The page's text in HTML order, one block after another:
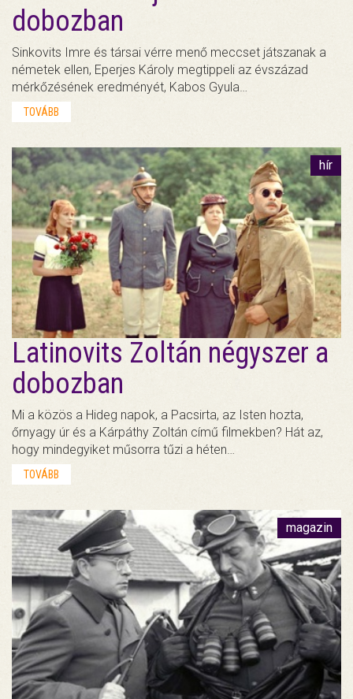
dobozban
Sinkovits Imre és társai vérre menő meccset játszanak a
németek ellen, Eperjes Károly megtippeli az évszázad
mérkőzésének eredményét, Kabos Gyula…
TOVÁBB
hír
Latinovits Zoltán négyszer a
dobozban
Mi a közös a Hideg napok, a Pacsirta, az Isten hozta,
őrnyagy úr és a Kárpáthy Zoltán című filmekben? Hát az,
hogy mindegyiket műsorra tűzi a héten…
TOVÁBB
magazin